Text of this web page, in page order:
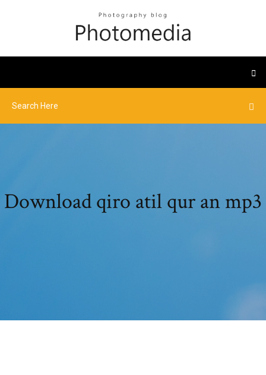
Download qiro atil qur an mp3